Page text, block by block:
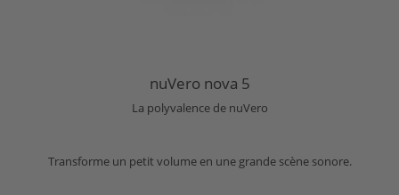
nuVero nova 5
La polyvalence de nuVero
Transforme un petit volume en une grande scène sonore.